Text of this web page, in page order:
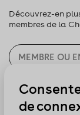
Découvrez-en
membres de la
CHERCHER
de